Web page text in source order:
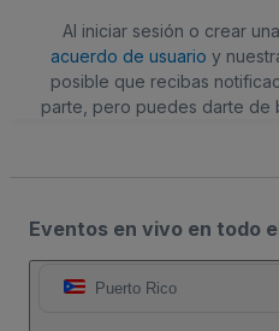
Al iniciar sesión o crear
acuerdo de usuario y
posible que recibas
parte, pero puedes darte de
Eventos en vivo en todo
Puerto Rico